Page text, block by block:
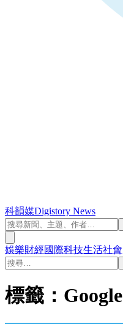
科韻媒Digistory News
娛樂財經國際科技生活社會
標籤：Google